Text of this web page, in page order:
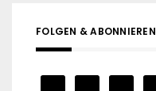
FOLGEN & ABONNIEREN